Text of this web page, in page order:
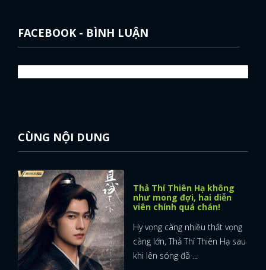
FACEBOOK - BÌNH LUẬN
CÙNG NỘI DUNG
Thả Thí Thiên Hạ không
như mong đợi, hai diễn
viên chính quá chán!
Hy vọng càng nhiều thất vọng
càng lớn, Thả Thí Thiên Hạ sau
khi lên sóng đã ...